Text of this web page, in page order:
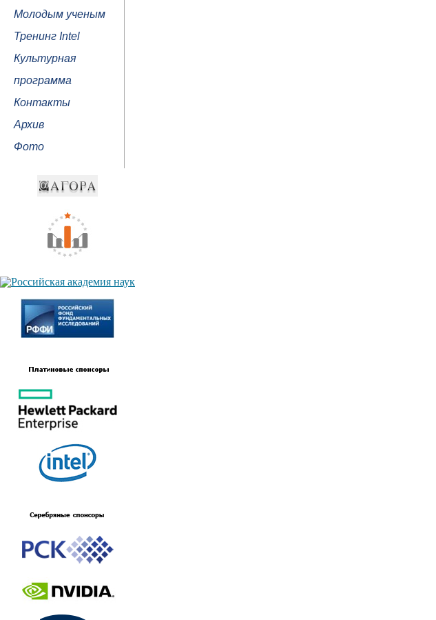
Молодым ученым
Тренинг Intel
Культурная
программа
Контакты
Архив
Фото